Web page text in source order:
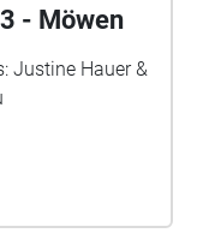
- Möwen
Justine Hauer &